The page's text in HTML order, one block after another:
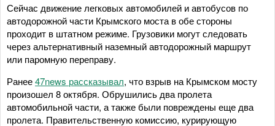
Сейчас движение легковых автомобилей и автобусов по
автодорожной части Крымского моста в обе стороны
проходит в штатном режиме. Грузовики могут следовать
через альтернативный наземный автодорожный маршрут
или паромную переправу.
Ранее47news рассказывал, что взрыв на Крымском мосту
произошел 8 октября. Обрушились два пролета
автомобильной части, а также были повреждены еще два
пролета. Правительственную комиссию, курирующую